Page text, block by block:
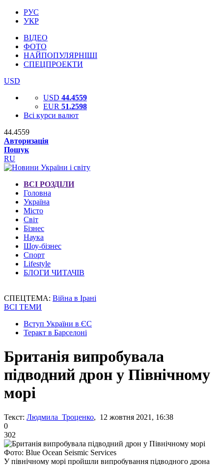
РУС
УКР
ВІДЕО
ФОТО
НАЙПОПУЛЯРНІШІ
СПЕЦПРОЕКТИ
USD
USD 44.4559
EUR 51.2598
Всі курси валют
44.4559
Авторизація
Пошук
RU
ВСІ РОЗДІЛИ
Головна
Україна
Місто
Світ
Бізнес
Наука
Шоу-бізнес
Спорт
Lifestyle
БЛОГИ ЧИТАЧІВ
СПЕЦТЕМА: Війна в Ірані
ВСІ ТЕМИ
Вступ України в ЄС
Теракт в Барселоні
Британія випробувала
підводний дрон у Північному
морі
Текст: Людмила Троценко, 12 жовтня 2021, 16:38
0
302
Фото: Blue Ocean Seismic Services
У північному морі пройшли випробування підводного дрона